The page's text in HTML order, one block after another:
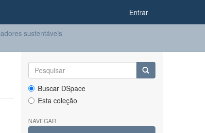
Entrar
sustentáveis
Buscar DSpace
Esta coleção
NAVEGAR